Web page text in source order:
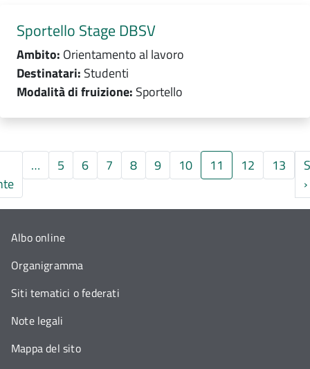
Sportello Stage DBSV
Ambito: Orientamento al lavoro
Destinatari: Studenti
Modalità di fruizione: Sportello
Pagina precedente
… 5 6 7 8 9 10 11 12 13
›
Albo online
Organigramma
Siti tematici o federati
Note legali
Mappa del sito